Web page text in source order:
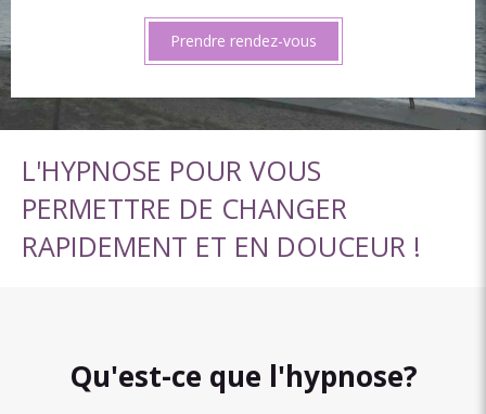
Prendre rendez-vous
L'HYPNOSE POUR VOUS
PERMETTRE DE CHANGER
RAPIDEMENT ET EN DOUCEUR !
Qu'est-ce que l'hypnose?